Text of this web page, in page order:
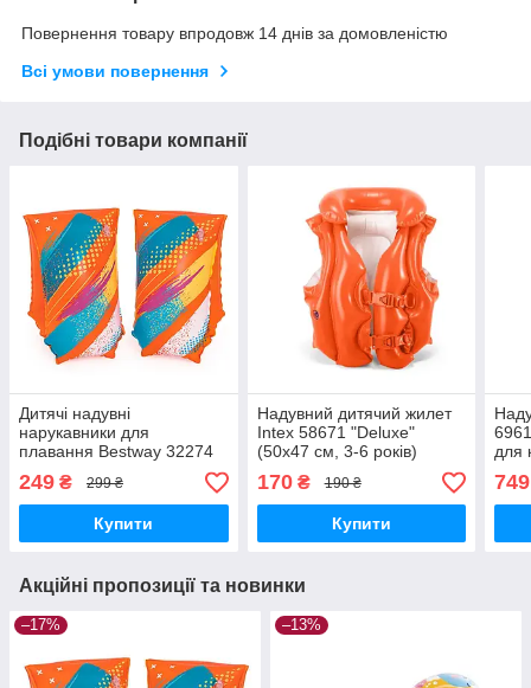
Повернення товару впродовж 14 днів за домовленістю
Всі умови повернення
Подібні товари компанії
Дитячі надувні
нарукавники для
плавання Bestway 32274
(30х15 см, 5-12 років)
249 ₴ 299 ₴
Купити
Надувний дитячий жилет
Intex 58671 "Deluxe"
(50х47 см, 3-6 років)
170₴ 190 ₴
Купити
для
749
Акційні пропозиції та новинки
–17% –13%